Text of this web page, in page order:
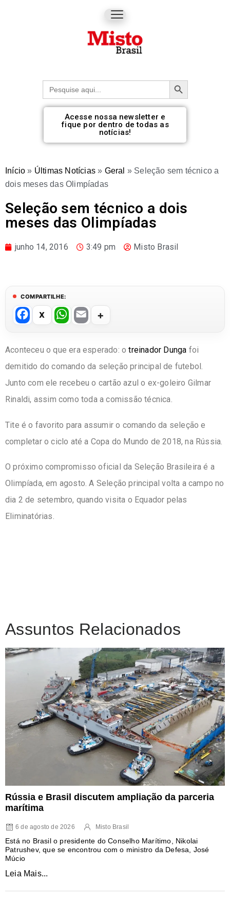
Procurar: Botão de pesquisa
Acesse nossa newsletter e
fique por dentro de todas as
notícias!
Início » Últimas Notícias » Geral » Seleção sem técnico a
dois meses das Olimpíadas
Seleção sem técnico a dois
meses das Olimpíadas
junho 14, 2016 3:49 pm Misto Brasil
COMPARTILHE:
F
a
c
e
b
o
k
W
h
at
s
A
p
E
ail
Aconteceu o que era esperado: otreinador Dunga foi
demitido do comando da seleção principal de futebol.
Junto com ele recebeu o cartão azul o ex-goleiro Gilmar
Rinaldi, assim como toda a comissão técnica.
Tite é o favorito para assumir o comando da seleção e
completar o ciclo até a Copa do Mundo de 2018, na Rússia.
O próximo compromisso oficial da Seleção Brasileira é a
Olimpíada, em agosto. A Seleção principal volta a campo no
dia 2 de setembro, quando visita o Equador pelas
Eliminatórias.
Assuntos Relacionados
Rússia e Brasil discutem ampliação da parceria
marítima
6 de agosto de 2026 Misto Brasil
Está no Brasil o presidente do Conselho Marítimo, Nikolai
Patrushev, que se encontrou com o ministro da Defesa, José
Múcio
Leia Mais...